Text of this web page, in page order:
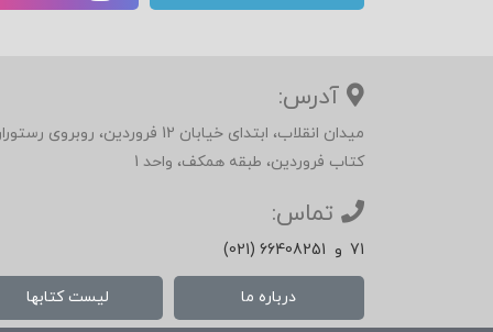
آدرس:
میدان انقلاب، ابتدای خیابان 12
کتاب فروردین، طبقه همکف، واحد 1
تماس:
(021) 66408251 و 71
درباره ما لیست کتابها